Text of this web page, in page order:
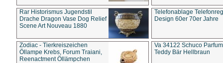
Rar Historismus Jugendstil
Drache Dragon Vase Dog Relief
Scene Art Nouveau 1880
Telefonablage
Design 60er 70er Jahre
Zodiac - Tierkreiszeichen
Öllampe Krebs, Forum Traiani,
Reenactment Öllämpchen
Va 34122 Schuco
Teddy Bär Hellbraun